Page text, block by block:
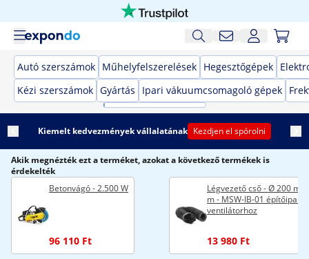
Autó szerszámok Műhelyfelszerelések Hegesztőgépek
Kézi szerszámok Gyártás Ipari vákuumcsomagoló gépek
Kiemelt kedvezmények vállalatának Kezdjen el spórolni
Akik megnézték ezt a terméket, azokat a következő termékek is
érdekelték
Betonvágó - 2.500 W
96 110 Ft
Légvezető cső - Ø 200
m - MSW-IB-01 építőipari
ventilátorhoz
13 980 Ft